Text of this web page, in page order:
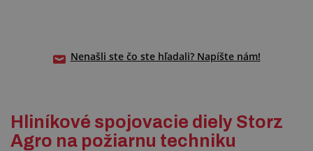
Nenašli ste čo ste hľadali? Napíšte nám!
Hliníkové spojovacie diely Storz
Agro na požiarnu techniku